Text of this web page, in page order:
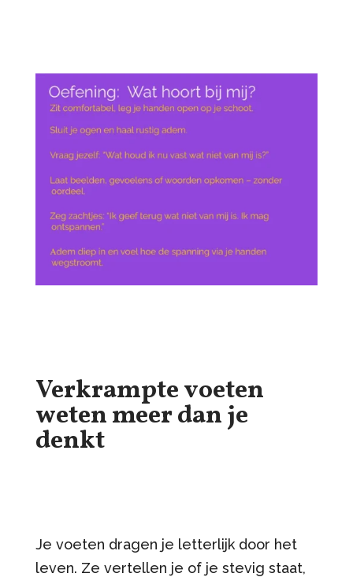
Verkrampte voeten
weten meer dan je
denkt
Je voeten dragen je letterlijk door het
leven. Ze vertellen je of je stevig staat,